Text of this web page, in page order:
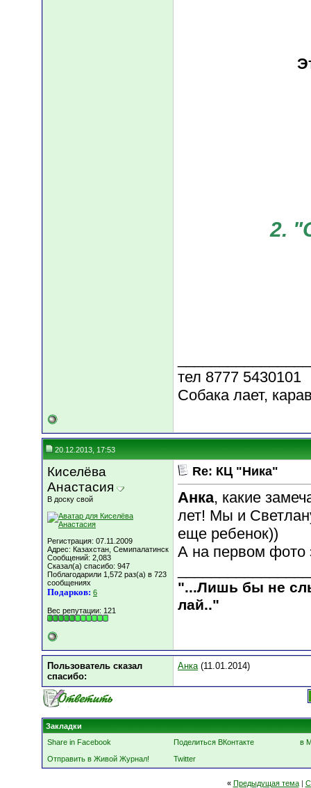
2.
тел 8777 5430101
Собака лает,
20.12.2013, 17:53
Киселёва
Анастасия
В доску свой
Регистрация: 07.11.2009
Адрес: Казахстан, Семипалатинск
Сообщений: 2,083
Сказал(а) спасибо: 947
Поблагодарили 1,572 раз(а) в 723
сообщениях
Подарков: 6
Вес репутации: 121
Re: КЦ "Ника"
Анка, какие
лет! Мы и
еще ребенок))
А на первом фото
"...Лишь бы не
лай.."
Пользователь сказал
cпасибо:
Анка(11.01.2014)
Закладки
Share in Facebook
Поделиться ВКонтакте
в
Отправить в Живой Журнал!
Twitter
« Предыдущая тема|